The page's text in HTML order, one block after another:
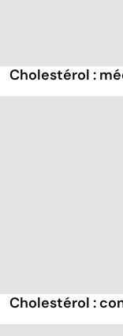
Cholestérol :
Cholestérol :